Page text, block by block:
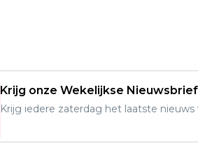
Krijg onze Wekelijkse
Krijg iedere zaterdag het laatste